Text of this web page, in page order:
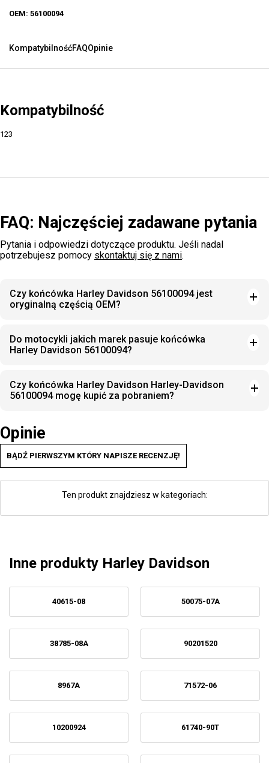
OEM: 56100094
KompatybilnośćFAQOpinie
Kompatybilność
123
FAQ: Najczęściej zadawane pytania
Pytania i odpowiedzi dotyczące produktu. Jeśli nadal
potrzebujesz pomocy skontaktuj się z nami.
Czy końcówka Harley Davidson 56100094 jest
oryginalną częścią OEM?
Do motocykli jakich marek pasuje końcówka
Harley Davidson 56100094?
Czy końcówka Harley Davidson Harley-Davidson
56100094 mogę kupić za pobraniem?
Opinie
BĄDŹ PIERWSZYM KTÓRY NAPISZE RECENZJĘ!
Ten produkt znajdziesz w kategoriach:
Inne produkty Harley Davidson
40615-08 50075-07A
38785-08A 90201520
8967A 71572-06
10200924 61740-90T